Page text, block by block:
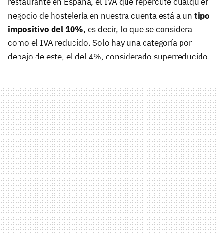
negocio de hostelería en nuestra cuenta está a un tipo
impositivo del 10%, es decir, lo que se considera
como el IVA reducido. Solo hay una categoría por
debajo de este, el del 4%, considerado superreducido.